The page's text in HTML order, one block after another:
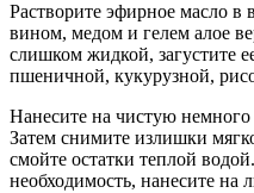
Растворите эфирное масло в
вином, медом и гелем алое
слишком жидкой, загустите
пшеничной, кукурузной,
Нанесите на чистую
Затем снимите излишки
смойте остатки теплой
необходимость, нанесите на